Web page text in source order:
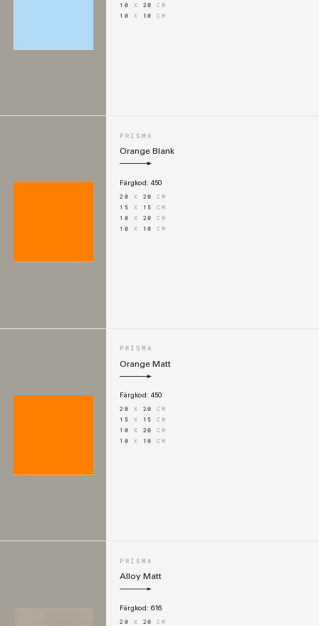
10 X 20CM
10 X 10CM
PRISMA
Orange Blank
Färgkod: 450
20 X 20CM
15 X 15CM
10 X 20CM
10 X 10CM
PRISMA
Orange Matt
Färgkod: 450
20 X 20CM
15 X 15CM
10 X 20CM
10 X 10CM
PRISMA
Alloy Matt
Färgkod: 616
20 X 20CM